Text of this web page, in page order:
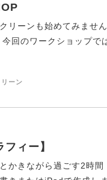
リーンも始めてみませ
回のワークショップで
ーン
ィー】
かきながら過ごす2時